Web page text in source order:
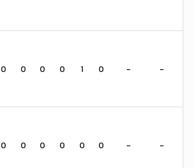
0 0 0 0 1 0 - -
0 0 0 0 0 0 - -